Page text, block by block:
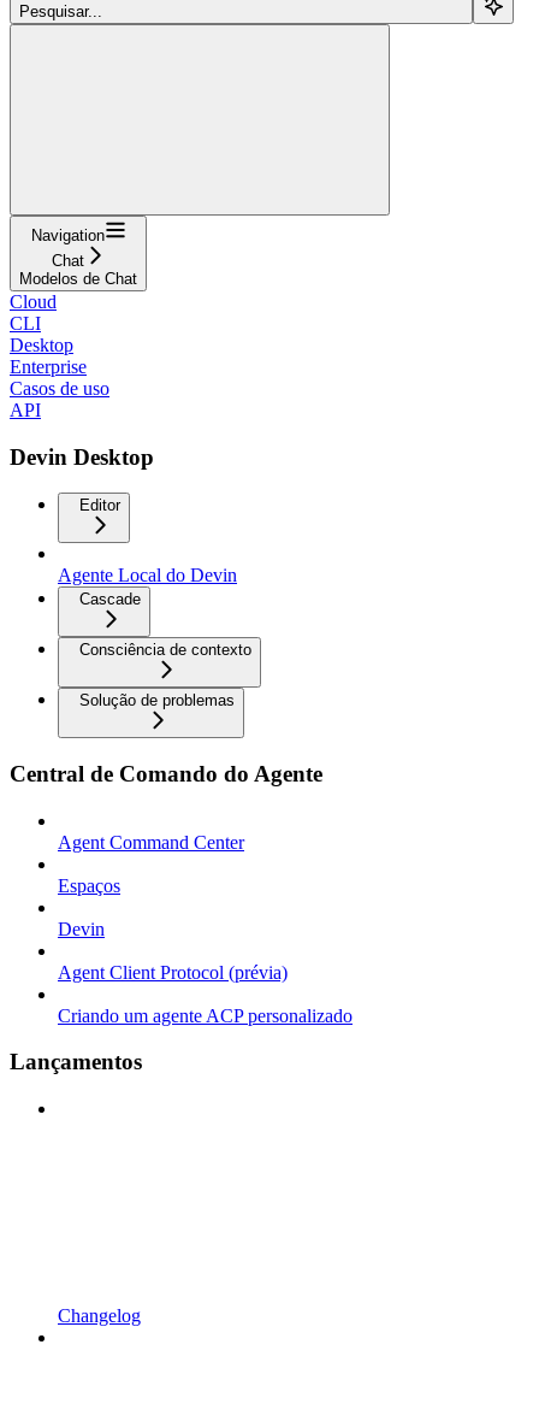
Pesquisar...
Navigation
Chat
Modelos de Chat
Cloud
CLI
Desktop
Enterprise
Casos de uso
API
Devin Desktop
Editor
Agente Local do Devin
Cascade
Consciência de contexto
Solução de problemas
Central de Comando do Agente
Agent Command Center
Espaços
Devin
Agent Client Protocol (prévia)
Criando um agente ACP personalizado
Lançamentos
Changelog